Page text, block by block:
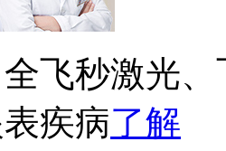
全飞秒激光
疾病了解